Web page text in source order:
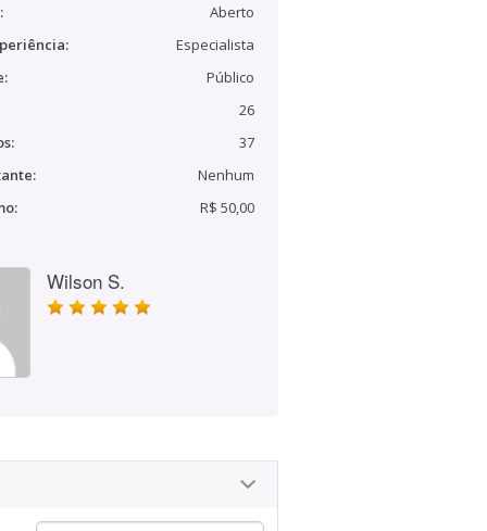
Aberto
Especialista
Público
26
37
Nenhum
R$ 50,00
Wilson S.